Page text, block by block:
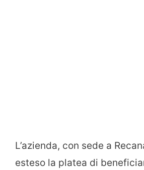
L’azienda, con sede a
esteso la platea di